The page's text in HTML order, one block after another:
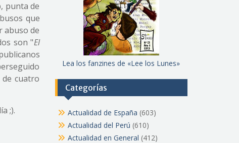
punta de
que
abuso de
son "El
cuatro
;).
Lea los fanzines de «Lee los Lunes»
Categorías
Actualidad de España (603)
Actualidad del Perú (610)
Actualidad en General (412)